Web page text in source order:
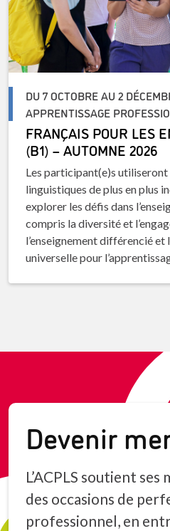
DU 7 OCTOBRE AU 2
APPRENTISSAGE
FRANÇAIS POUR LES
(B1) – AUTOMNE 2026
Les participant(e)s
linguistiques de plus en plus
explorer les défis dans
compris la diversité et
l’enseignement différencié
universelle pour
Devenir
L’ACPLS soutient
des occasions de
professionnel, en